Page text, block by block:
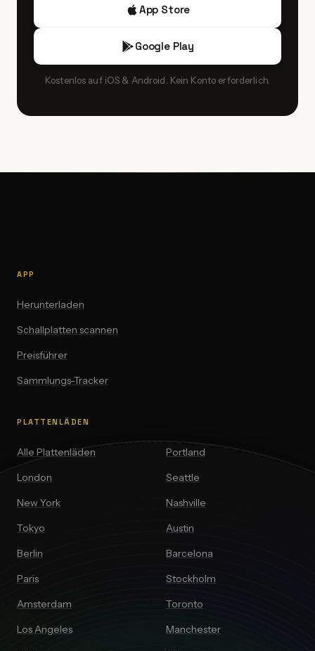
App Store
Google Play
Kostenlos auf iOS & Android. Kein Konto erforderlich.
APP
Herunterladen
Schallplatten scannen
Preisführer
Sammlungs-Tracker
PLATTENLÄDEN
Alle Plattenläden
London
New York
Tokyo
Berlin
Paris
Amsterdam
Los Angeles
Portland
Seattle
Nashville
Austin
Barcelona
Stockholm
Toronto
Manchester